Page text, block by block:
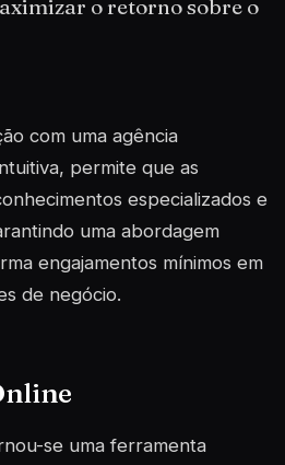
o retorno sobre o
com uma agência
permite que as
especializados e
uma abordagem
engajamentos mínimos em
de negócio.
se uma ferramenta